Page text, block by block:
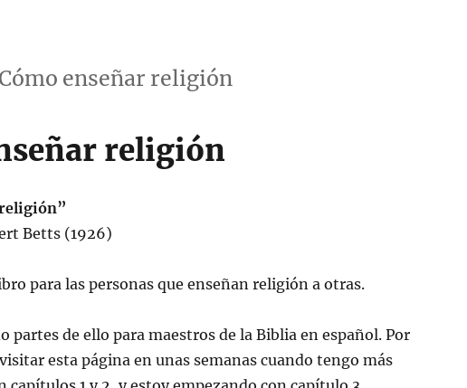
enseñar religión
religión
Betts (1926)
para las personas que enseñan religión a otras.
partes de ello para maestros de la Biblia en español. Por
esta página en unas semanas cuando tengo más